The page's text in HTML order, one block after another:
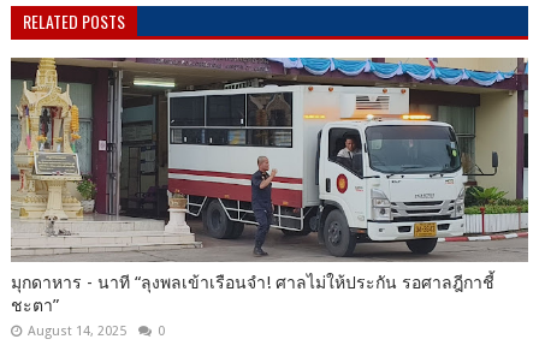
RELATED POSTS
มุกดาหาร​ -​ นาที​ “ลุงพลเข้าเรือนจำ! ศาลไม่ให้ประกัน รอศาลฎีกาชี้
ชะตา”
August 14, 2025 0